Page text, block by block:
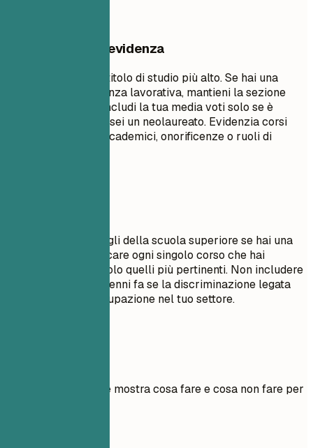
Cosa mettere in evidenza
Elenca prima il tuo titolo di studio più alto. Se hai una
significativa esperienza lavorativa, mantieni la sezione
formazione breve. Includi la tua media voti solo se è
superiore a 3.5 o se sei un neolaureato. Evidenzia corsi
rilevanti, progetti accademici, onorificenze o ruoli di
Non includere dettagli della scuola superiore se hai una
laurea. Evita di elencare ogni singolo corso che hai
seguito; seleziona solo quelli più pertinenti. Non includere
date di laurea di decenni fa se la discriminazione legata
all'età è una preoccupazione nel tuo settore.
Esempio pratico che mostra cosa fare e cosa non fare per